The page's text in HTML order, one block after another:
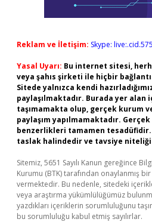
Reklam ve İletişim: Skype:
Yasal Uyarı: Bu internet sitesi,
veya şahıs şirketi ile hiçbir
Sitede yalnızca kendi
paylaşılmaktadır. Burada yer
taşımamakta olup, gerçek kurum
paylaşım yapılmamaktadır.
benzerlikleri tamamen
taslak halindedir ve tavsiye niteliği
Sitemiz, 5651 Sayılı Kanun gereğince
Kurumu (BTK) tarafından onaylanmış
vermektedir. Bu nedenle, sitedeki
veya araştırma yükümlülüğümüz
yazdıkları içeriklerin sorumluluğunu
bu sorumluluğu kabul etmiş sayılırlar.